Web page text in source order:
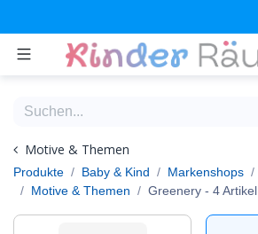
Motive & Themen
Produkte
Baby & Kind Markenshops
Motive & Themen
Greenery - 4 Artikel